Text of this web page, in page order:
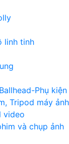
linh tinh
Phụ kiện
Tripod máy
video
và chụp ảnh